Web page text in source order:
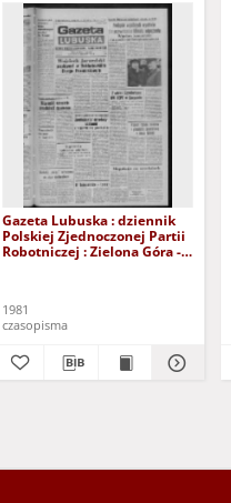
Gazeta Lubuska : dziennik
Polskiej Zjednoczonej Partii
Robotniczej : Zielona Góra -
1981
czasopisma